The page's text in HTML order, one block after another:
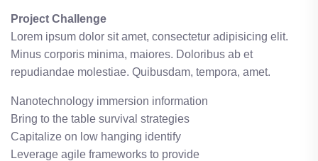
Project Challenge
Lorem ipsum dolor sit amet, consectetur adipisicing elit.
Minus corporis minima, maiores. Doloribus ab et
repudiandae molestiae. Quibusdam, tempora, amet.
Nanotechnology immersion information
Bring to the table survival strategies
Capitalize on low hanging identify
Leverage agile frameworks to provide